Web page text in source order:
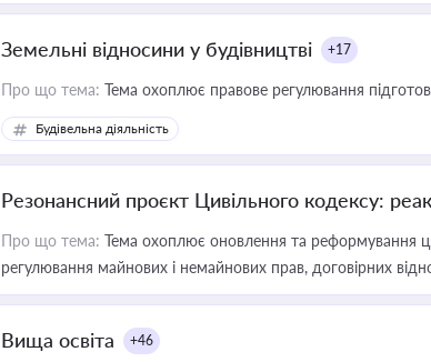
Земельні відносини у будівництві +17
Про що тема: Тема охоплює правове регулювання
Будівельна діяльність
Резонансний проєкт Цивільного кодексу:
Про що тема: Тема охоплює оновлення та реформування
регулювання майнових і немайнових прав, договірних
Вища освіта +46